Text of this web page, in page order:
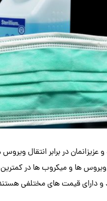
در برابر انتقال
ها و میکروب ها در
و دارای قیمت های مختلفی